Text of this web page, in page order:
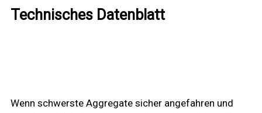
Technisches Datenblatt
Wenn schwerste Aggregate sicher angefahren und